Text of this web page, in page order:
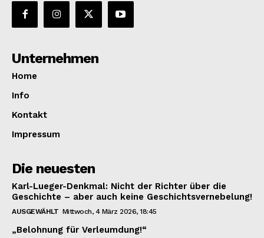
News Week
Magazine PRO
Company
About
Subscription Plans
My account
Unternehmen
Home
Info
Kontakt
Impressum
Die neuesten
Karl-Lueger-Denkmal: Nicht der Richter über die
Geschichte – aber auch keine Geschichtsvernebelung!
AUSGEWÄHLT Mittwoch, 4 März 2026, 18:45
„Belohnung für Verleumdung!“